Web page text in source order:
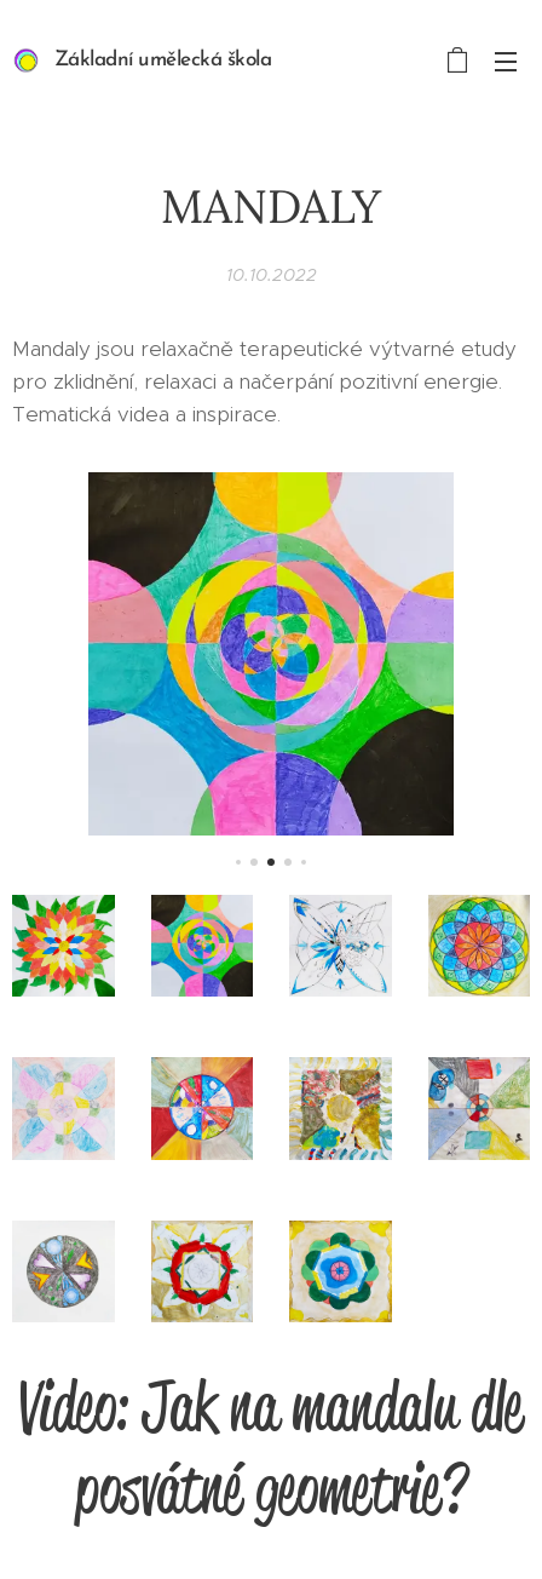
Základní umělecká škola
MANDALY
10.10.2022
Mandaly jsou relaxačně terapeutické výtvarné etudy
pro zklidnění, relaxaci a načerpání pozitivní energie.
Tematická videa a inspirace.
Video: Jak na mandalu dle
posvátné geometrie?